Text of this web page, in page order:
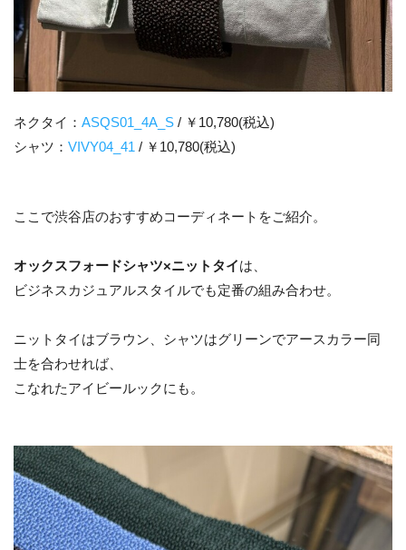
ネクタイ： ASQS01_4A_S / ￥10,780(税込)
シャツ： VIVY04_41 / ￥10,780(税込)
ここで渋谷店のおすすめコーディネートをご紹介。
オックスフォードシャツ×ニットタイは、
ビジネスカジュアルスタイルでも定番の組み合わせ。
ニットタイはブラウン、シャツはグリーンでアースカラー同
士を合わせれば、
こなれたアイビールックにも。